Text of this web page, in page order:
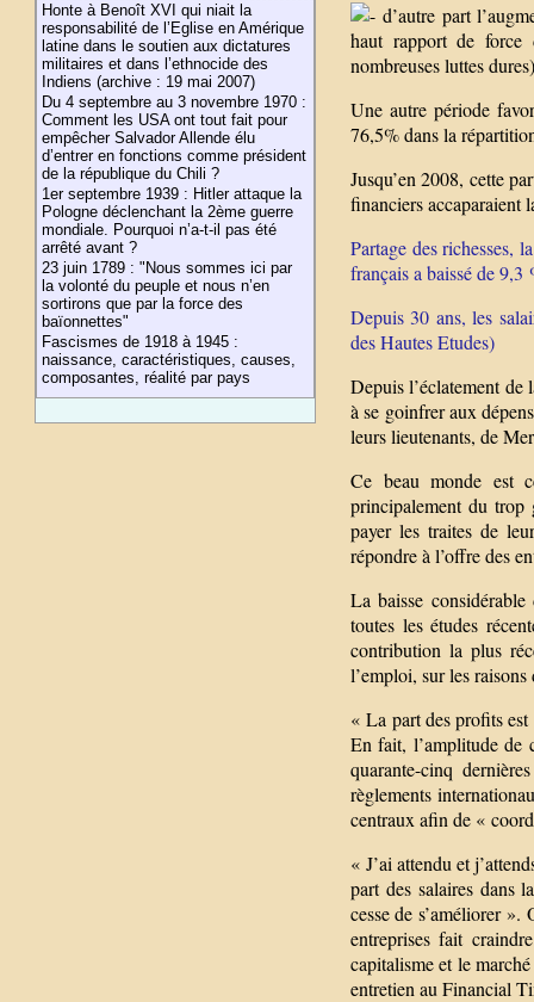
Honte à Benoît XVI qui niait la
responsabilité de l’Eglise en Amérique
latine dans le soutien aux dictatures
militaires et dans l’ethnocide des
Indiens (archive : 19 mai 2007)
Du 4 septembre au 3 novembre 1970 :
Comment les USA ont tout fait pour
empêcher Salvador Allende élu
d’entrer en fonctions comme président
de la république du Chili ?
1er septembre 1939 : Hitler attaque la
Pologne déclenchant la 2ème guerre
mondiale. Pourquoi n’a-t-il pas été
arrêté avant ?
23 juin 1789 : "Nous sommes ici par
la volonté du peuple et nous n’en
sortirons que par la force des
baïonnettes"
Fascismes de 1918 à 1945 :
naissance, caractéristiques, causes,
composantes, réalité par pays
d’autre part
haut rapport de force
nombreuses luttes
Une autre période
76,5% dans la
Jusqu’en 2008, cette
financiers accaparaient
Partage des richesses,
français a baissé de
Depuis 30 ans, les
des Hautes Etudes)
Depuis l’éclatement
à se goinfrer aux
leurs lieutenants, de
Ce beau monde est
principalement du trop
payer les traites de
répondre à l’offre des
La baisse
toutes les études
contribution la plus
l’emploi, sur les
« La part des profits est
En fait, l’amplitude de
quarante-cinq
règlements
centraux afin de «
« J’ai attendu et
part des salaires dans
cesse de s’améliorer
entreprises fait
capitalisme et le
entretien au Financial